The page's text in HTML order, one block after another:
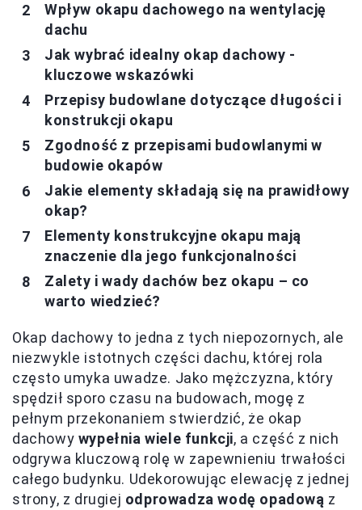
Wpływ okapu dachowego na wentylację
dachu
Jak wybrać idealny okap dachowy -
kluczowe wskazówki
Przepisy budowlane dotyczące długości i
konstrukcji okapu
Zgodność z przepisami budowlanymi w
budowie okapów
Jakie elementy składają się na prawidłowy
okap?
Elementy konstrukcyjne okapu mają
znaczenie dla jego funkcjonalności
Zalety i wady dachów bez okapu – co
warto wiedzieć?
Okap dachowy to jedna z tych niepozornych, ale
niezwykle istotnych części dachu, której rola
często umyka uwadze. Jako mężczyzna, który
spędził sporo czasu na budowach, mogę z
pełnym przekonaniem stwierdzić, że okap
dachowy wypełnia wiele funkcji, a część z nich
odgrywa kluczową rolę w zapewnieniu trwałości
całego budynku. Udekorowując elewację z jednej
strony, z drugiej odprowadza wodę opadową z